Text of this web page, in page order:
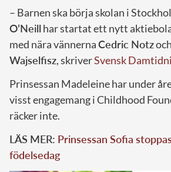
– Barnen ska börja skolan i
O’Neillhar startat ett nytt
med nära vännernaCedric Notzoch
Wajselfisz, skriverSvensk
Prinsessan Madeleine har under
visst engagemang i Childhood
räcker inte.
LÄS MER: Prinsessan Sofia
födelsedag